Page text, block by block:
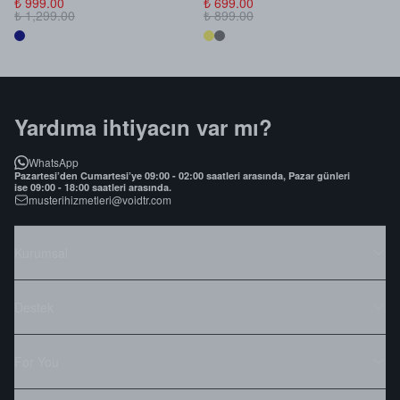
₺ 1,299.00 ₺ 899.00
Yardıma ihtiyacın var mı?
WhatsApp
Pazartesi’den Cumartesi’ye 09:00 - 02:00 saatleri arasında, Pazar günleri
ise 09:00 - 18:00 saatleri arasında.
musterihizmetleri@voidtr.com